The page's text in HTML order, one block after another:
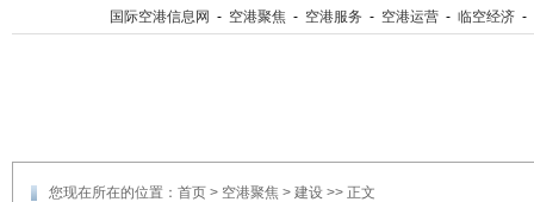
国际空港信息网 - 空港聚焦 - 空港服务 - 空港运营 - 临空经济 -
您现在所在的位置： 首页 > 空港聚焦 > 建设 >> 正文